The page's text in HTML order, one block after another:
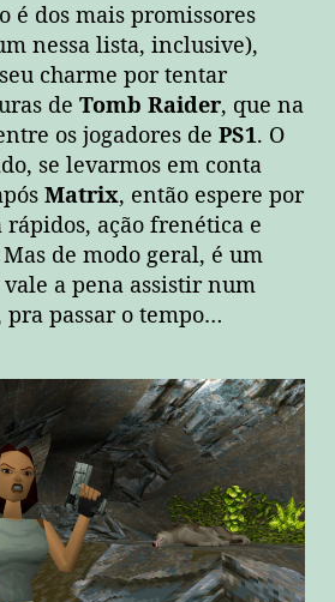
é dos mais promissores
nessa lista, inclusive),
charme por tentar
de Tomb Raider, que na
os jogadores de PS1. O
se levarmos em conta
Matrix, então espere por
rápidos, ação frenética e
de modo geral, é um
a pena assistir num
passar o tempo…